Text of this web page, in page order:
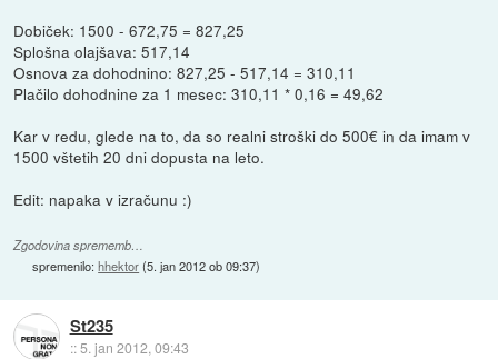
Dobiček: 1500 - 672,75 = 827,25
Splošna olajšava: 517,14
Osnova za dohodnino: 827,25 - 517,14 = 310,11
Plačilo dohodnine za 1 mesec: 310,11 * 0,16 = 49,62
Kar v redu, glede na to, da so realni stroški do 500€ in da imam v
1500 vštetih 20 dni dopusta na leto.
Edit: napaka v izračunu :)
Zgodovina sprememb…
spremenilo:hhektor(5. jan 2012 ob 09:37)
St235
::5. jan 2012, 09:43